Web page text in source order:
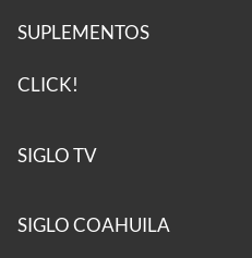
SUPLEMENTOS
CLICK!
SIGLO TV
SIGLO COAHUILA